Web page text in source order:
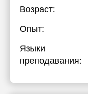
Возраст:
Опыт:
Языки
преподавания: